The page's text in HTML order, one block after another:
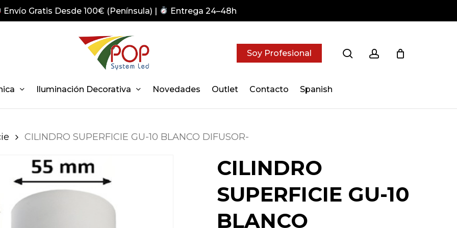
Envío Gratis Desde 100€ (Península) | Entrega 24–48h
Soy Profesional
Iluminación Decorativa Novedades Outlet Contacto Spanish
CILINDRO SUPERFICIE GU-10 BLANCO DIFUSOR-
CILINDRO
SUPERFICIE GU-10
BLANCO